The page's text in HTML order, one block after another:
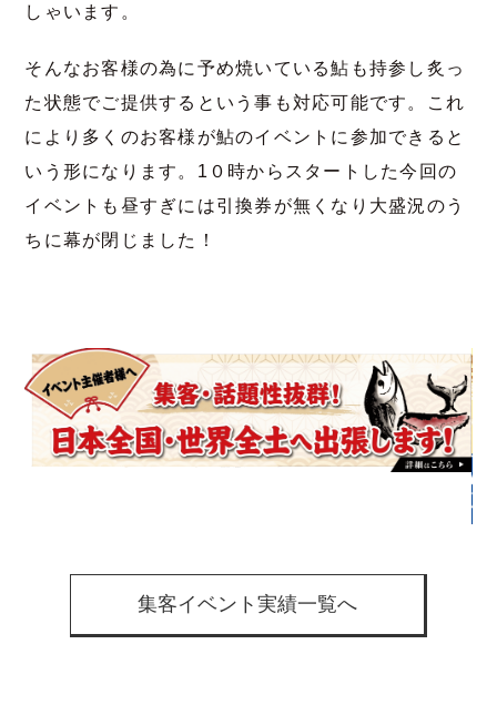
しゃいます。
そんなお客様の為に予め焼いている鮎も持参し炙っ
た状態でご提供するという事も対応可能です。これ
により多くのお客様が鮎のイベントに参加できると
いう形になります。1０時からスタートした今回の
イベントも昼すぎには引換券が無くなり大盛況のう
ちに幕が閉じました！
集客イベント実績一覧へ